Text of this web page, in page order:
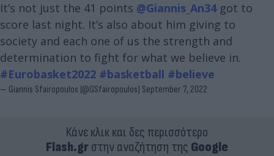
It’s not just the 41 points @Giannis_An34got to
score last night. It’s also about him giving to
society and each one of us the strength and
determination to fight for what we believe in.
#Eurobasket2022 #basketball #believe
— Giannis Sfairopoulos (@GSfairopoulos) September 7, 2022
Κάνε κλικ και δες περισσότερο
Flash.grστην αναζήτηση της Google